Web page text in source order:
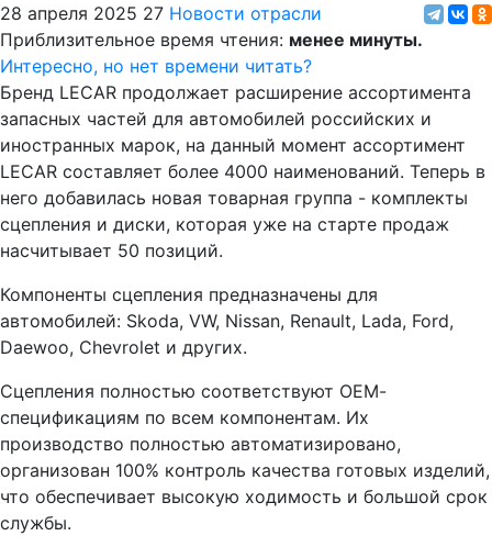
28 апреля 2025 27 Новости отрасли
Приблизительное время чтения: менее минуты.
Интересно, но нет времени читать?
Бренд LECAR продолжает расширение ассортимента
запасных частей для автомобилей российских и
иностранных марок, на данный момент ассортимент
LECAR составляет более 4000 наименований. Теперь в
него добавилась новая товарная группа - комплекты
сцепления и диски, которая уже на старте продаж
насчитывает 50 позиций.
Компоненты сцепления предназначены для
автомобилей: Skoda, VW, Nissan, Renault, Lada, Ford,
Daewoo, Chevrolet и других.
Сцепления полностью соответствуют ОЕМ-
спецификациям по всем компонентам. Их
производство полностью автоматизировано,
организован 100% контроль качества готовых изделий,
что обеспечивает высокую ходимость и большой срок
службы.